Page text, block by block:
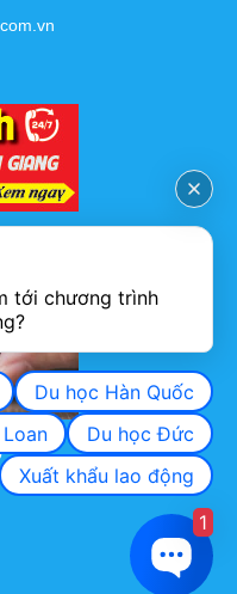
DỊCH VỤ
tới chương trình
Du học Hàn Quốc
Du học Đức
Xuất khẩu lao động
1